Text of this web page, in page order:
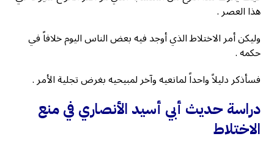
هذا العصر .
وليكن أمر الاختلاط الذي أوجد فيه بعض الناس اليوم خلافاً في
حكمه .
فسأذكر دليلاً واحداً لمانعيه وآخر لمبيحيه بغرض تجلية الأمر .
دراسة حديث أبي أسيد الأنصاري في منع
الاختلاط